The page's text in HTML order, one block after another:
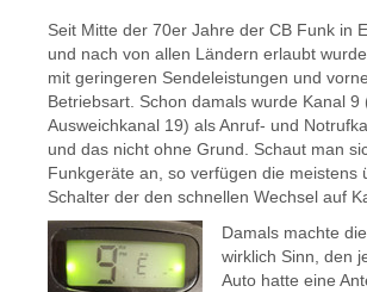
Seit Mitte der 70er Jahre der CB Funk in
und nach von allen Ländern erlaubt
mit geringeren Sendeleistungen und
Betriebsart. Schon damals wurde Kanal 9
Ausweichkanal 19) als Anruf- und
und das nicht ohne Grund. Schaut man
Funkgeräte an, so verfügen die meistens
Schalter der den schnellen Wechsel auf
Damals machte
wirklich Sinn, den
Auto hatte eine